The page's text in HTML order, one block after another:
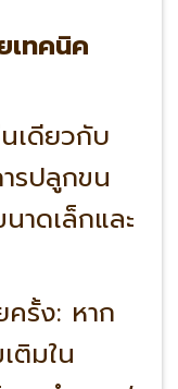
ทคนิค
นเดียวกับ
รปลูกขน
าดเล็กและ
ครั้ง: หาก
ติมใน